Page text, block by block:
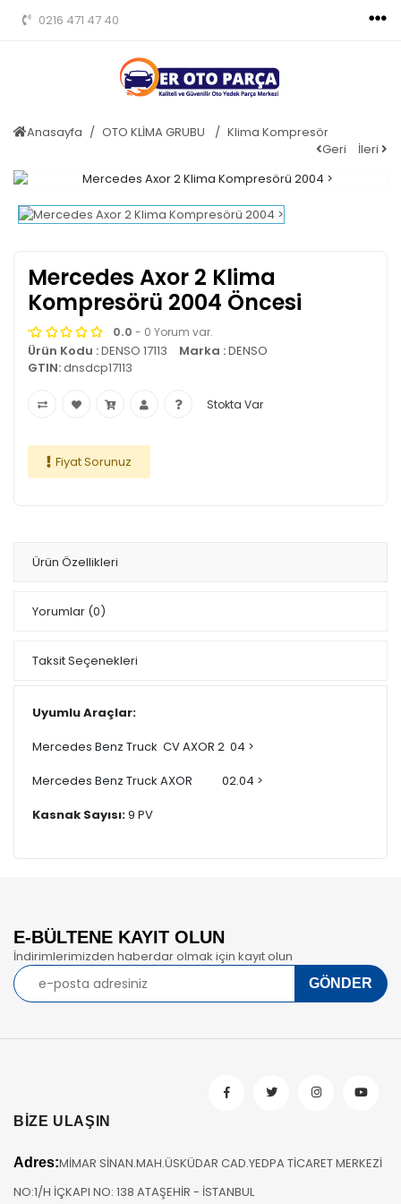
0216 471 47 40
Anasayfa OTO KLİMA GRUBU
Klima Kompresör
Geri
İleri
Mercedes Axor 2 Klima
Kompresörü 2004 Öncesi
0.0 - 0 Yorum var.
Ürün Kodu :DENSO 17113 Marka :DENSO
GTIN:dnsdcp17113
Stokta Var
Fiyat Sorunuz
Ürün Özellikleri
Yorumlar (0)
Taksit Seçenekleri
Uyumlu Araçlar:
Mercedes Benz Truck CV AXOR 2 04 >
Mercedes Benz Truck AXOR 02.04 >
Kasnak Sayısı:9 PV
E-BÜLTENE KAYIT OLUN
İndirimlerimizden haberdar olmak için kayıt olun
BİZE ULAŞIN
Adres:MİMAR SİNAN.MAH.ÜSKÜDAR CAD.YEDPA TİCARET MERKEZİ
NO:1/H İÇKAPI NO: 138 ATAŞEHİR - İSTANBUL